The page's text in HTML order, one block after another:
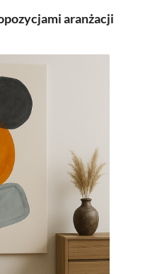
aranżacji